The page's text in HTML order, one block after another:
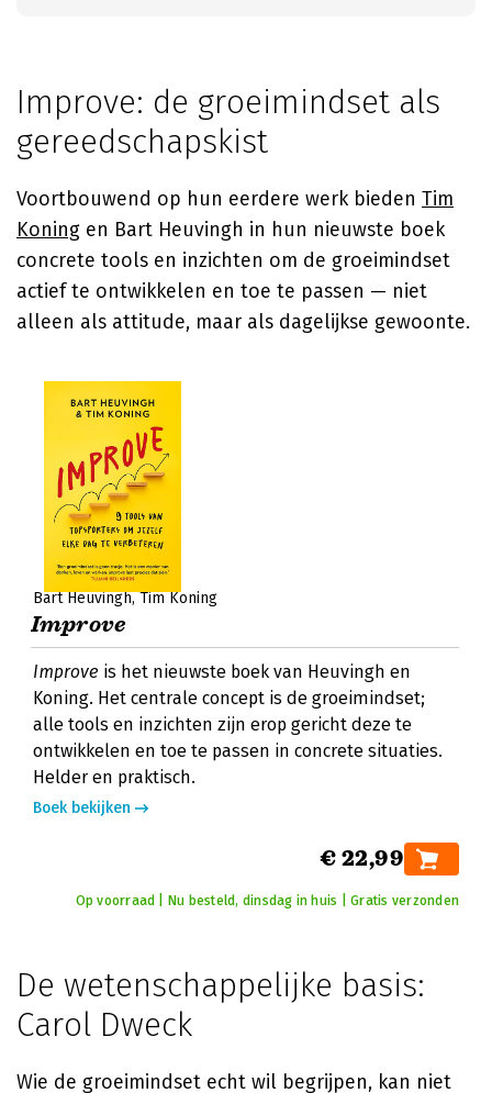
Improve: de groeimindset als
gereedschapskist
Voortbouwend op hun eerdere werk bieden Tim
Koning en Bart Heuvingh in hun nieuwste boek
concrete tools en inzichten om de groeimindset
actief te ontwikkelen en toe te passen — niet
alleen als attitude, maar als dagelijkse gewoonte.
Bart Heuvingh Tim Koning
Improve
Improve is het nieuwste boek van Heuvingh en
Koning. Het centrale concept is de groeimindset;
alle tools en inzichten zijn erop gericht deze te
ontwikkelen en toe te passen in concrete situaties.
Helder en praktisch.
Boek bekijken
€ 22,99
Op voorraad | Nu besteld, dinsdag in huis | Gratis verzonden
De wetenschappelijke basis:
Carol Dweck
Wie de groeimindset echt wil begrijpen, kan niet